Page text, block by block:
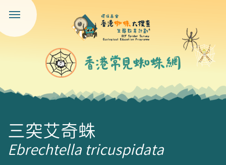
三突艾奇蛛
Ebrechtella tricuspidata